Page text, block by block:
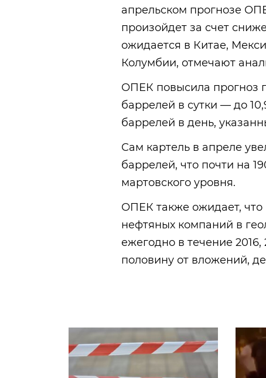
апрельском прогнозе
произойдет за счет
ожидается в Китае,
Колумбии, отмечают
ОПЕК повысила прогноз
баррелей в сутки — до
баррелей в день,
Сам картель в апреле
баррелей, что почти на
мартовского уровня.
ОПЕК также ожидает,
нефтяных компаний в
ежегодно в течение 2016,
половину от вложений,